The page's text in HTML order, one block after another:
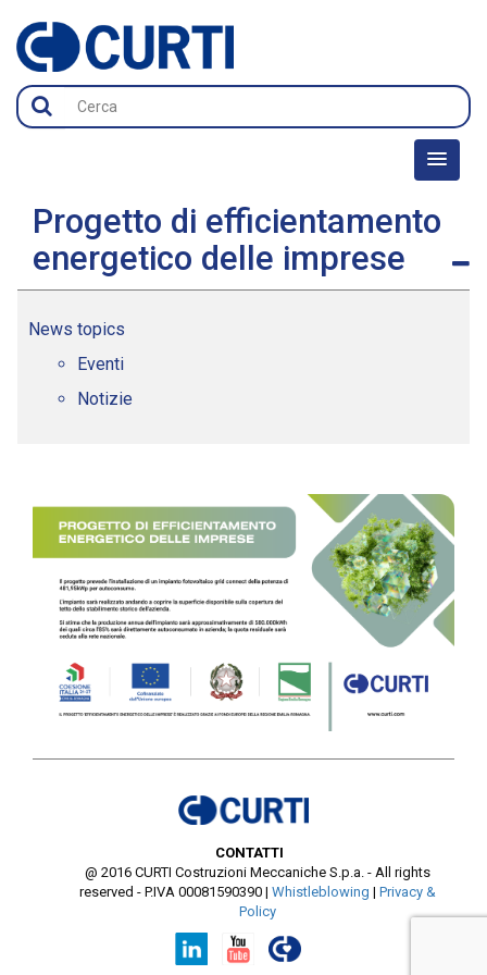
Progetto di efficientamento
energetico delle imprese
News topics
Eventi
Notizie
CONTATTI
@ 2016 CURTI Costruzioni Meccaniche S.p.a. - All rights
reserved - P.IVA 00081590390 | Whistleblowing | Privacy &
Policy